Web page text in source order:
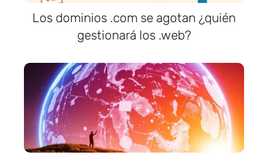
Los dominios .com se agotan ¿quién
gestionará los .web?